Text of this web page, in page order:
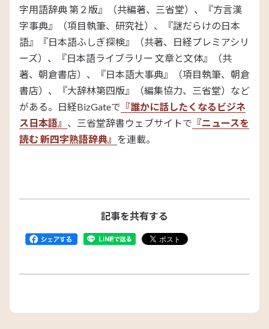
字用語辞典 第２版』（共編著、三省堂）、『方言漢
字事典』（項目執筆、研究社）、『謎だらけの日本
語』『日本語ふしぎ探検』（共著、日経プレミアシリ
ーズ）、『日本語ライブラリー 文章と文体』（共
著、朝倉書店）、『日本語大事典』（項目執筆、朝倉
書店）、『大辞林第四版』（編集協力、三省堂）など
がある。日経BizGateで 『誰かに話したくなるビジネ
ス日本語』 、三省堂辞書ウェブサイトで 『ニュースを
読む 新四字熟語辞典』
を連載。
記事を共有する